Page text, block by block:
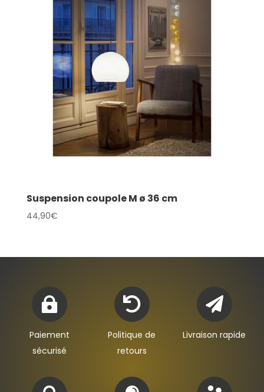
Suspension coupole M ø 36 cm
44,90€

Paiement
sécurisé

Politique de
retours

Livraison rapide